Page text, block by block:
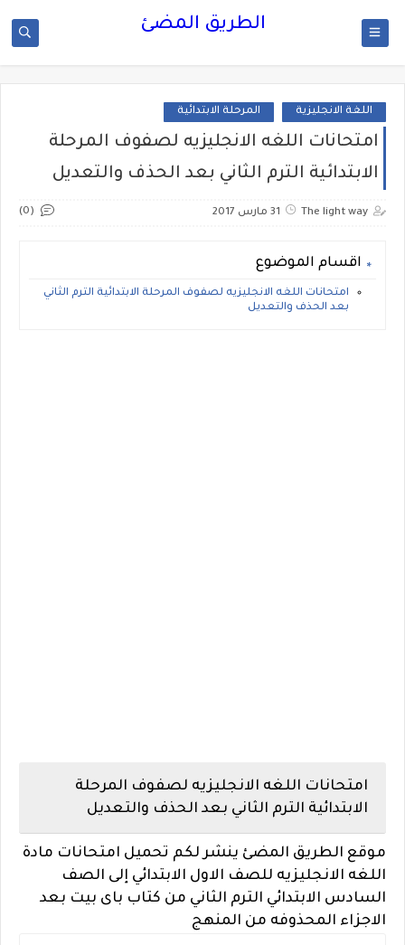
الطريق المضئ
اللغة الانجليزية المرحلة الابتدائية
امتحانات اللغه الانجليزيه لصفوف المرحلة
الابتدائية الترم الثاني بعد الحذف والتعديل
The light way 31 مارس 2017 (0)
اقسام الموضوع
امتحانات اللغه الانجليزيه لصفوف المرحلة الابتدائية الترم الثاني
بعد الحذف والتعديل
امتحانات اللغه الانجليزيه لصفوف المرحلة
الابتدائية الترم الثاني بعد الحذف والتعديل
موقع الطريق المضئ ينشر لكم تحميل امتحانات مادة
اللغه الانجليزيه للصف الاول الابتدائي إلى الصف
السادس الابتدائي الترم الثاني من كتاب باى بيت بعد
الاجزاء المحذوفه من المنهج